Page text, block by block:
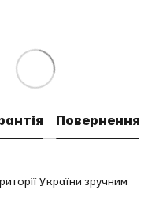
Повернення
України зручним